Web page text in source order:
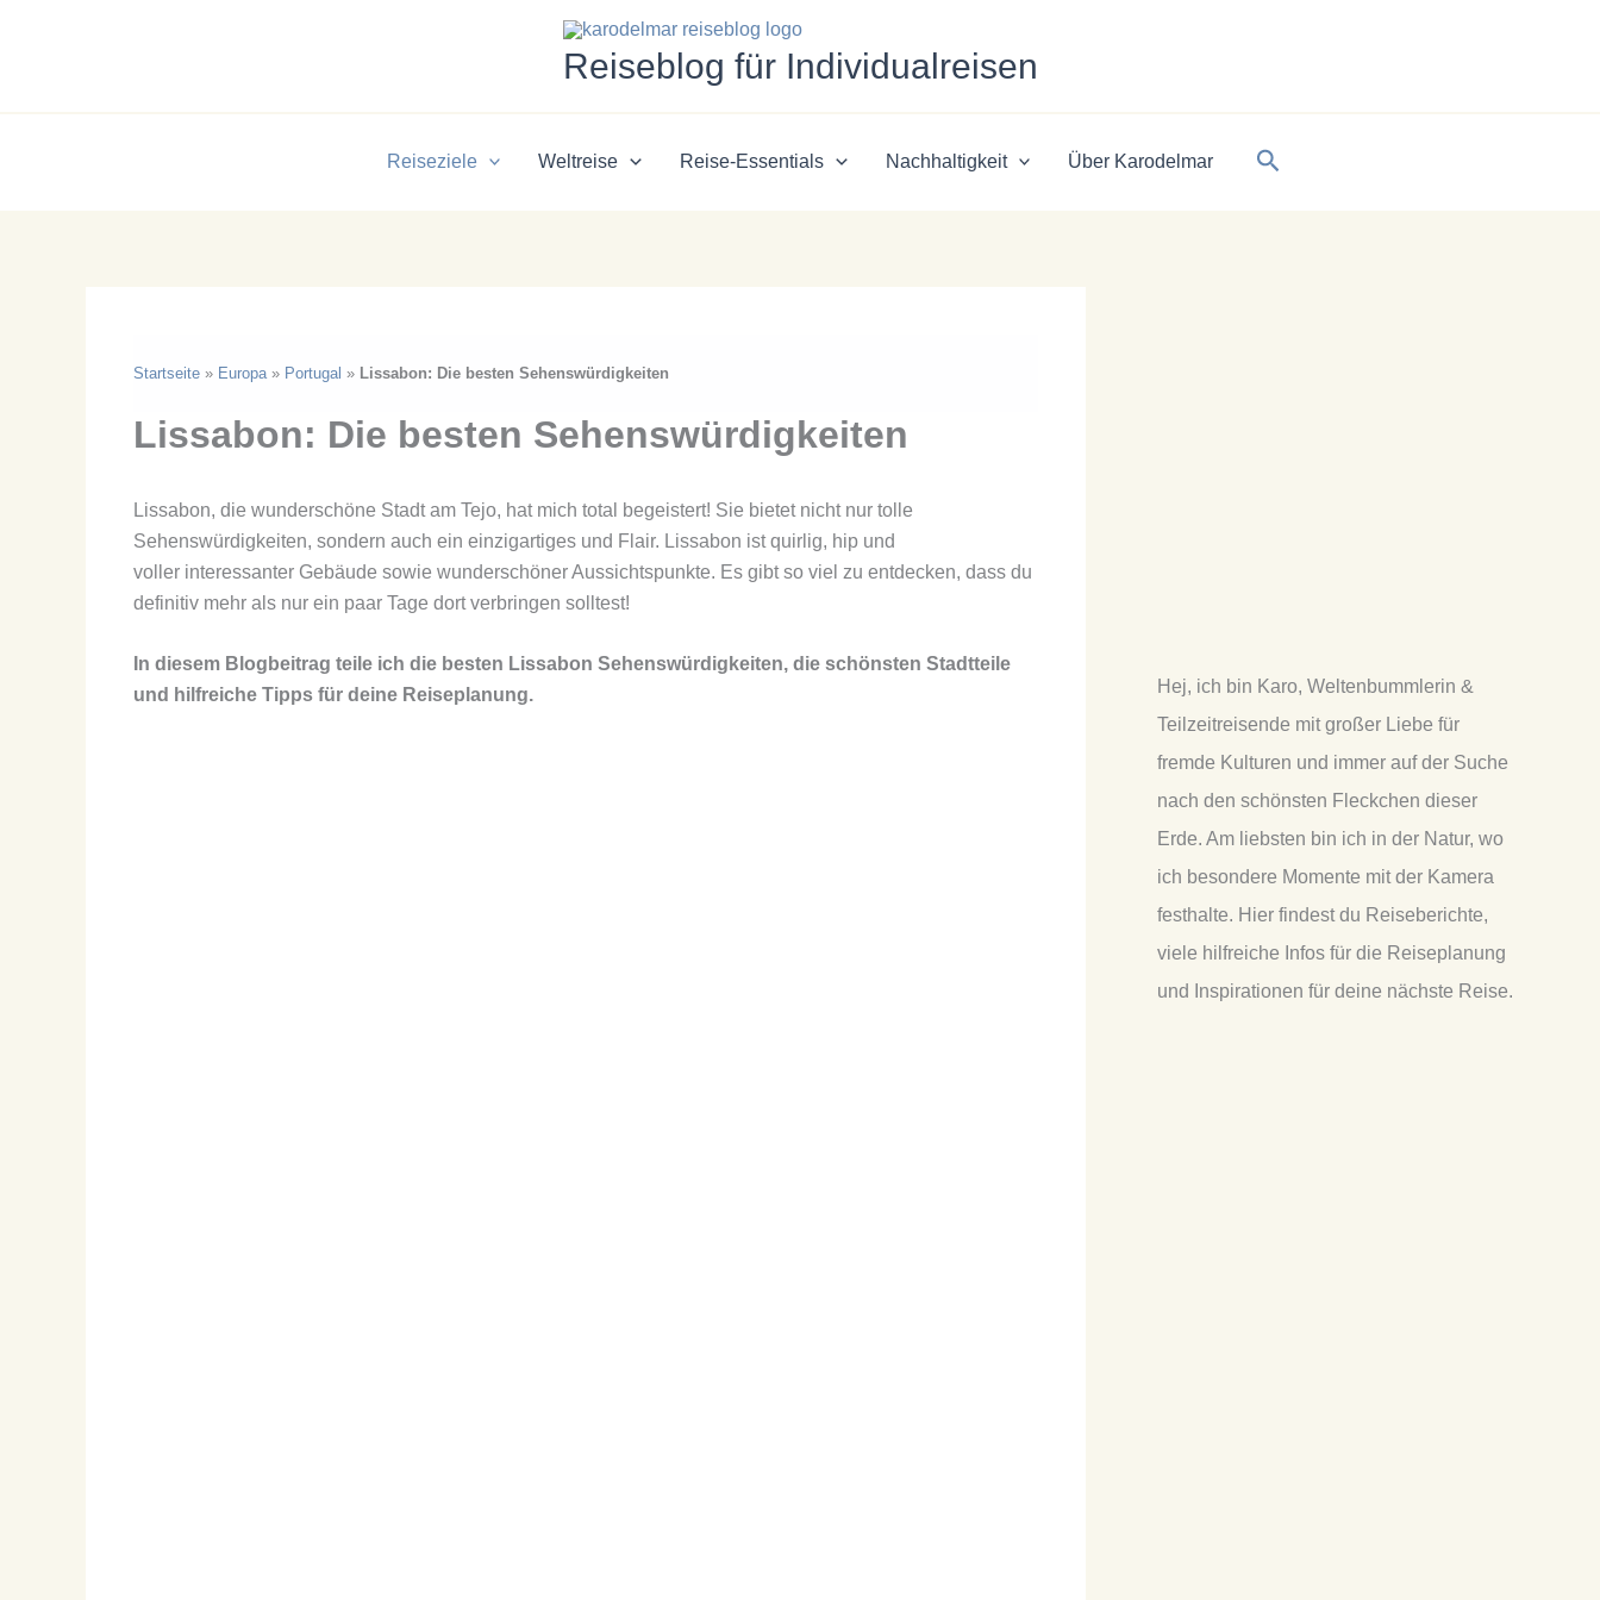
Reiseblog für Individualreisen
Reiseziele Weltreise Reise-Essentials Nachhaltigkeit Über Karodelmar Suchen
Startseite » Europa » Portugal » Lissabon: Die besten Sehenswürdigkeiten
Lissabon: Die besten Sehenswürdigkeiten
Lissabon, die wunderschöne Stadt am Tejo, hat mich total begeistert! Sie bietet nicht nur tolle
Sehenswürdigkeiten, sondern auch ein einzigartiges und Flair. Lissabon ist quirlig, hip und
voller interessanter Gebäude sowie wunderschöner Aussichtspunkte. Es gibt so viel zu entdecken, dass du
definitiv mehr als nur ein paar Tage dort verbringen solltest!
In diesem Blogbeitrag teile ich die besten Lissabon Sehenswürdigkeiten, die schönsten Stadtteile
und hilfreiche Tipps für deine Reiseplanung. Hej, ich bin Karo, Weltenbummlerin &
Teilzeitreisende mit großer Liebe für
fremde Kulturen und immer auf der Suche
nach den schönsten Fleckchen dieser
Erde. Am liebsten bin ich in der Natur, wo
ich besondere Momente mit der Kamera
festhalte. Hier findest du Reiseberichte,
viele hilfreiche Infos für die Reiseplanung
und Inspirationen für deine nächste Reise.